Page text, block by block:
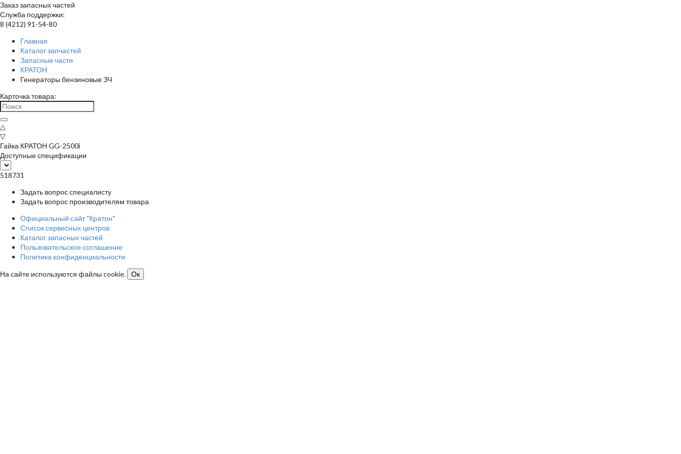
Заказ запасных частей
Служба поддержки:
8 (4212) 91-54-80
Главная
Каталог запчастей
Запасные части
КРАТОН
Генераторы бензиновые ЗЧ
Карточка товара:
△
▽
Гайка КРАТОН GG-2500i
Доступные спецификации
518731
Задать вопрос специалисту
Задать вопрос производителям товара
Официальный сайт "Кратон"
Список сервисных центров
Каталог запасных частей
Пользовательское соглашение
Политика конфиденциальности
На сайте используются файлы cookie.
Ок